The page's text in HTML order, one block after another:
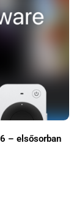
– elsősorban